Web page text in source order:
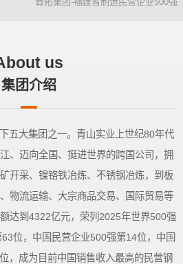
us
集团介绍
大集团之一。青山实业上世纪80年代
、迈向全国、挺进世界的跨国公司，拥
开采、镍铬铁冶炼、不锈钢冶炼，到板
物流运输、大宗商品交易、国际贸易等
达到4322亿元，荣列2025年世界500强
位，中国民营企业500强第14位，中国
，成为目前中国销售收入最高的民营钢